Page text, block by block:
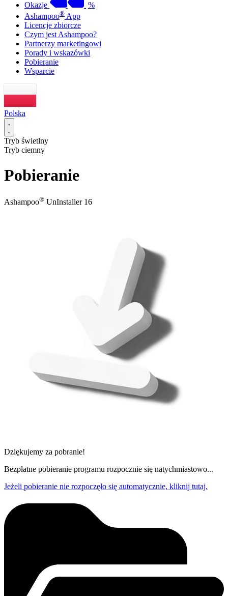
Okazje
%
Ashampoo® App
Licencje zbiorcze
Czym jest Ashampoo?
Partnerzy marketingowi
Porady i wskazówki
Pobieranie
Wsparcie
Polska
Tryb świetlny
Tryb ciemny
Pobieranie
Ashampoo® UnInstaller 16
Dziękujemy za pobranie!
Bezpłatne pobieranie programu rozpocznie się natychmiastowo...
Jeżeli pobieranie nie rozpoczęło się automatycznie, kliknij tutaj.